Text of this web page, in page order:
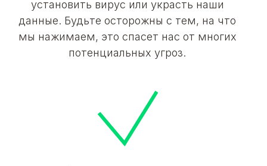
установить вирус или украсть наши
данные. Будьте осторожны с тем, на что
мы нажимаем, это спасет нас от многих
потенциальных угроз.